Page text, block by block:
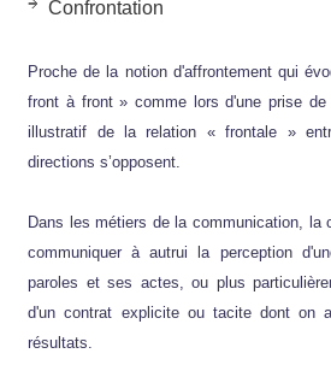
Confrontation
Proche de la notion d'affrontement qui
front à front » comme lors d'une prise
illustratif de la relation « frontale »
directions s’opposent.
Dans les métiers de la communication, la
communiquer à autrui la perception
paroles et ses actes, ou plus
d'un contrat explicite ou tacite dont on
résultats.